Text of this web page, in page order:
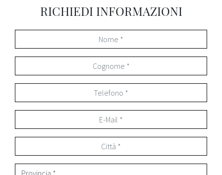
RICHIEDI INFORMAZIONI